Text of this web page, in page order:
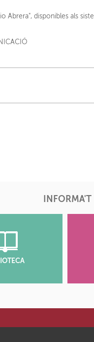
Abrera", disponibles als
INFORMA'T